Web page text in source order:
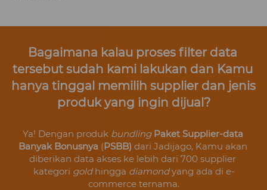
Bagaimana kalau proses filter data
tersebut sudah kami lakukan dan Kamu
hanya tinggal memilih supplier dan jenis
produk yang ingin dijual?
Ya! Dengan produk bundling Paket Supplier-data
Banyak Bonusnya (PSBB) dari Jadijago, Kamu akan
diberikan data akses ke lebih dari 700 supplier
kategori gold hingga diamond yang ada di e-
commerce ternama.